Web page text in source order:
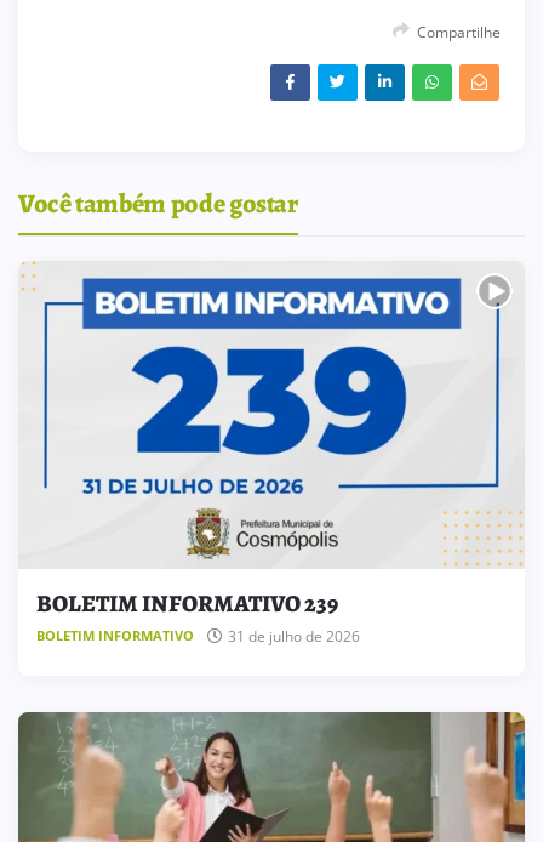
Compartilhe
Você também pode gostar
BOLETIM INFORMATIVO 239
BOLETIM INFORMATIVO 31 de julho de 2026